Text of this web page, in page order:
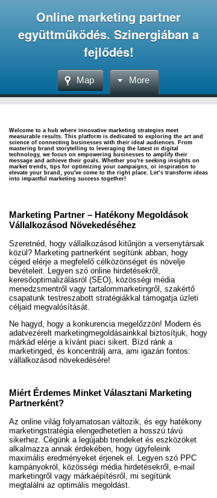
Online marketing partner
együttműködés. Szinergiában a
fejlődés!
Map More
Welcome to a hub where innovative marketing strategies meet
measurable results. This platform is dedicated to exploring the art and
science of connecting businesses with their ideal audiences. From
mastering brand storytelling to leveraging the latest in digital
technology, we focus on empowering businesses to amplify their
message and achieve their goals. Whether you're seeking insights on
market trends, tips for optimizing your campaigns, or inspiration to
elevate your brand, you've come to the right place. Let’s transform ideas
into impactful marketing success together!
Marketing Partner – Hatékony Megoldások
Vállalkozásod Növekedéséhez
Szeretnéd, hogy vállalkozásod kitűnjön a versenytársak
közül? Marketing partnerként segítünk abban, hogy
céged elérje a megfelelő célközönséget és növelje
bevételeit. Legyen szó online hirdetésekről,
keresőoptimalizálásról (SEO), közösségi média
menedzsmentről vagy tartalommarketingről, szakértő
csapatunk testreszabott stratégiákkal támogatja üzleti
céljaid megvalósítását.
Ne hagyd, hogy a konkurencia megelőzzön! Modern és
adatvezérelt marketingmegoldásainkkal biztosítjuk, hogy
márkád elérje a kívánt piaci sikert. Bízd ránk a
marketinged, és koncentrálj arra, ami igazán fontos:
vállalkozásod növekedésére!
Miért Érdemes Minket Választani Marketing
Partnerként?
Az online világ folyamatosan változik, és egy hatékony
marketingstratégia elengedhetetlen a hosszú távú
sikerhez. Cégünk a legújabb trendeket és eszközöket
alkalmazza annak érdekében, hogy ügyfeleink
maximális eredményeket érjenek el. Legyen szó PPC
kampányokról, közösségi média hirdetésekről, e-mail
marketingről vagy márkaépítésről, mi segítünk
megtalálni az optimális megoldást.